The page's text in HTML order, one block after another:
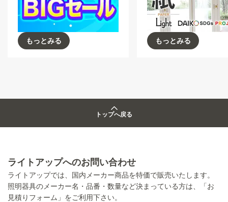
もっとみる もっとみる
トップへ戻る
ライトアップへのお問い合わせ
ライトアップでは、国内メーカー商品を特価で販売いたします。
照明器具のメーカー名・品番・数量など決まっている方は、「お
見積りフォーム」をご利用下さい。